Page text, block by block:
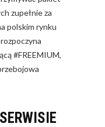
zupełnie za
polskim rynku
#FREEMIUM,